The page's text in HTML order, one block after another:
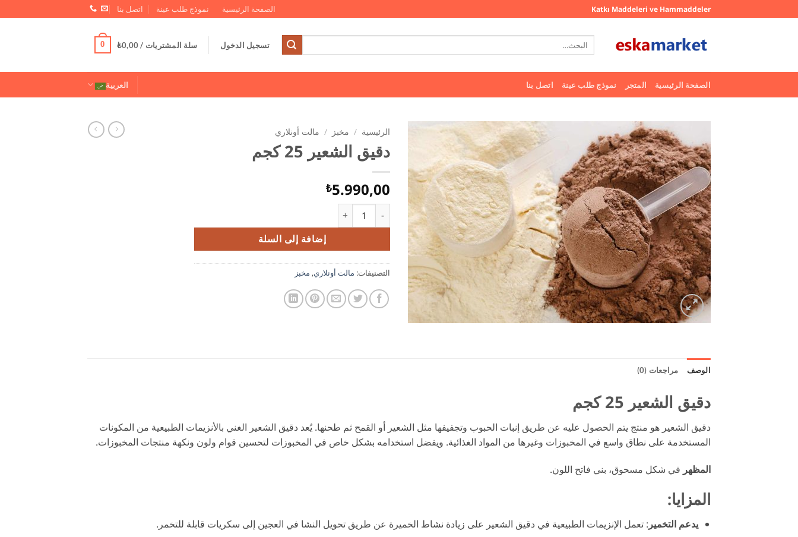
للمحتوى
Katkı Maddeleri ve Hammaddeler الصفحة الرئيسية نموذج طلب عينة اتصل بنا
البحث
عن:
تسجيل الدخول سلة المشتريات / ₺0,00
0
الصفحة الرئيسية المتجر نموذج طلب عينة اتصل بنا العربية
الرئيسية / مخبز / مالت أونلاري
دقيق الشعير 25 كجم
₺5.990,00
كمية دقيق الشعير 25 كجم
إضافة إلى السلة
التصنيفات: مالت أونلاري, مخبز
الوصف مراجعات (0)
دقيق الشعير 25 كجم
دقيق الشعير هو منتج يتم الحصول عليه عن طريق إنبات الحبوب وتجفيفها مثل الشعير أو القمح ثم طحنها. يُعد دقيق الشعير الغني بالأنزيمات الطبيعية من المكونات
المستخدمة على نطاق واسع في المخبوزات وغيرها من المواد الغذائية. ويفضل استخدامه بشكل خاص في المخبوزات لتحسين قوام ولون ونكهة منتجات المخبوزات.
المظهر في شكل مسحوق، بني فاتح اللون.
المزايا:
يدعم التخمير : تعمل الإنزيمات الطبيعية في دقيق الشعير على زيادة نشاط الخميرة عن طريق تحويل النشا في العجين إلى سكريات قابلة للتخمر.